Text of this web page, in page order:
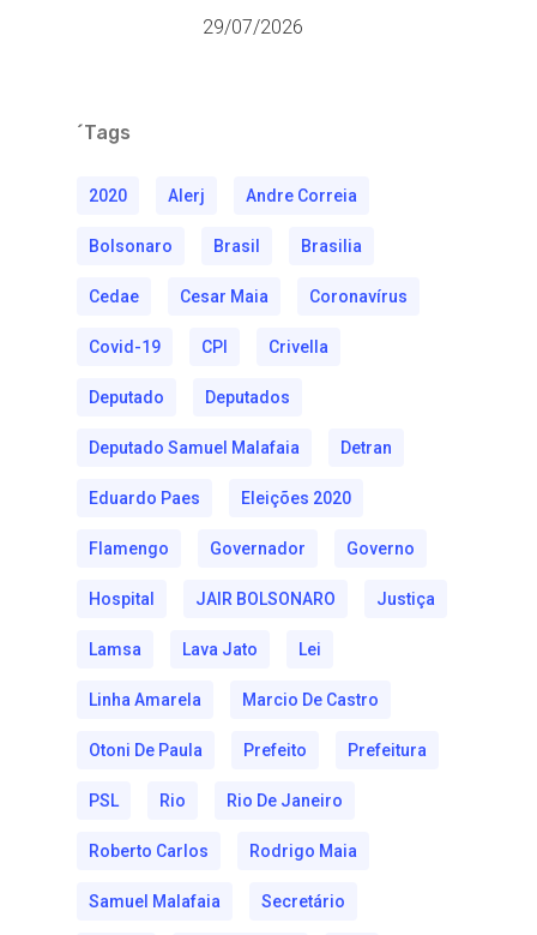
29/07/2026
´Tags
2020 Alerj Andre Correia
Bolsonaro Brasil Brasilia
Cedae Cesar Maia Coronavírus
Covid-19 CPI Crivella
Deputado Deputados
Deputado Samuel Malafaia Detran
Eduardo Paes Eleições 2020
Flamengo Governador Governo
Hospital JAIR BOLSONARO Justiça
Lamsa Lava Jato Lei
Linha Amarela Marcio De Castro
Otoni De Paula Prefeito Prefeitura
PSL Rio Rio De Janeiro
Roberto Carlos Rodrigo Maia
Samuel Malafaia Secretário